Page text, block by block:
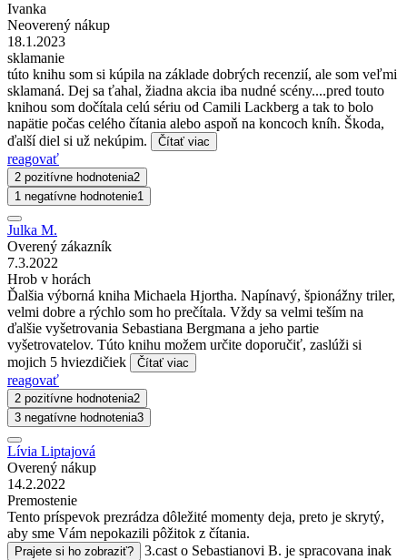
Ivanka
Neoverený nákup
18.1.2023
sklamanie
túto knihu som si kúpila na základe dobrých recenzií, ale som veľmi
sklamaná. Dej sa ťahal, žiadna akcia iba nudné scény....pred touto
knihou som dočítala celú sériu od Camili Lackberg a tak to bolo
napätie počas celého čítania alebo aspoň na koncoch kníh. Škoda,
ďalší diel si už nekúpim.
Čítať viac
reagovať
2 pozitívne hodnotenia2
1 negatívne hodnotenie1
Julka M.
Overený zákazník
7.3.2022
Hrob v horách
Ďalšia výborná kniha Michaela Hjortha. Napínavý, špionážny triler,
velmi dobre a rýchlo som ho prečítala. Vždy sa velmi teším na
ďalšie vyšetrovania Sebastiana Bergmana a jeho partie
vyšetrovatelov. Túto knihu možem určite doporučiť, zaslúži si
mojich 5 hviezdičiek
Čítať viac
reagovať
2 pozitívne hodnotenia2
3 negatívne hodnotenia3
Lívia Liptajová
Overený nákup
14.2.2022
Premostenie
Tento príspevok prezrádza dôležité momenty deja, preto je skrytý,
aby sme Vám nepokazili pôžitok z čítania.
Prajete si ho zobraziť?
3.cast o Sebastianovi B. je spracovana inak